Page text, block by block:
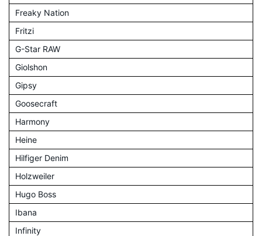
Freaky Nation
Fritzi
G-Star RAW
Giolshon
Gipsy
Goosecraft
Harmony
Heine
Hilfiger Denim
Holzweiler
Hugo Boss
Ibana
Infinity